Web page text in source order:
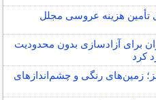
تأمین هزینه عروسی مجلل
برای آزادسازی بدون محدودیت
زمین‌های رنگی و چشم‌اندازهای